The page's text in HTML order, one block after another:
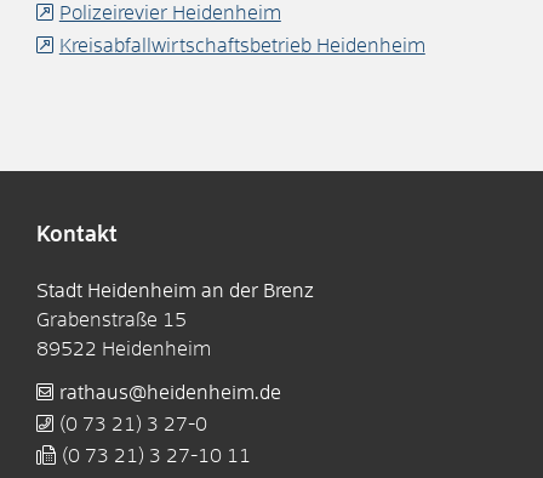
Polizeirevier Heidenheim
Kreisabfallwirtschaftsbetrieb Heidenheim
Kontakt
Stadt Heidenheim an der Brenz
Grabenstraße 15
89522 Heidenheim
rathaus@heidenheim.de
(0 73 21) 3 27-0
(0 73 21) 3 27-10 11